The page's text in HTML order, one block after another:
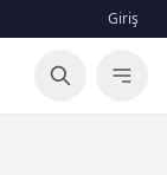
Giriş